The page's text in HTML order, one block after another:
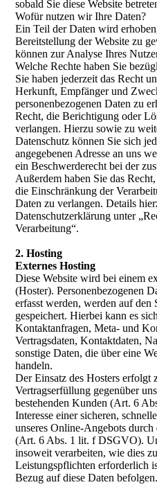
sobald Sie diese Website
Wofür nutzen wir Ihre Daten?
Ein Teil der Daten wird
Bereitstellung der Website zu
können zur Analyse Ihres
Welche Rechte haben Sie
Sie haben jederzeit das Recht
Herkunft, Empfänger und
personenbezogenen Daten zu
Recht, die Berichtigung oder
verlangen. Hierzu sowie zu
Datenschutz können Sie sich
angegebenen Adresse an uns
ein Beschwerderecht bei der
Außerdem haben Sie das
die Einschränkung der
Daten zu verlangen. Details
Datenschutzerklärung unter
Verarbeitung“.
2. Hosting
Externes Hosting
Diese Website wird bei einem
(Hoster). Personenbezogenen
erfasst werden, werden auf den
gespeichert. Hierbei kann es
Kontaktanfragen, Meta- und
Vertragsdaten, Kontaktdaten,
sonstige Daten, die über eine
handeln.
Der Einsatz des Hosters erfolgt
Vertragserfüllung gegenüber
bestehenden Kunden (Art. 6
Interesse einer sicheren,
unseres Online-Angebots
(Art. 6 Abs. 1 lit. f DSGVO).
insoweit verarbeiten, wie dies
Leistungspflichten erforderlich
Bezug auf diese Daten befolgen.